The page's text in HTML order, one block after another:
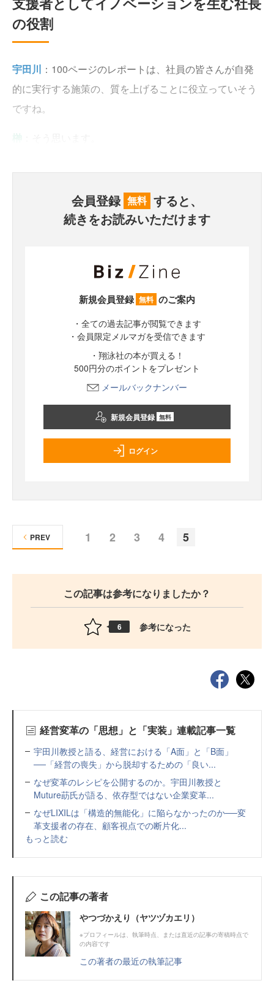
の役割
宇田川 ：100ページのレポートは、社員の皆さんが自発
的に実行する施策の、質を上げることに役立っていそう
ですね。
榊
会員登録 無料 すると、
続きをお読みいただけます
新規会員登録 無料 のご案内
・全ての過去記事が閲覧できます
・会員限定メルマガを受信できます
・翔泳社の本が買える！
500円分のポイントをプレゼント
メールバックナンバー
新規会員登録 無料
ログイン
1 2 3 4 5
PREV
この記事は参考になりましたか？
6 参考になった
経営変革の「思想」と「実装」連載記事一覧
宇田川教授と語る、経営における「A面」と「B面」
──「経営の喪失」から脱却するための「良い...
なぜ変革のレシピを公開するのか。宇田川教授と
Muture莇氏が語る、依存型ではない企業変革...
なぜLIXILは「構造的無能化」に陥らなかったのか──変
革支援者の存在、顧客視点での断片化...
もっと読む
この記事の著者
やつづかえり（ヤツヅカエリ）
※プロフィールは、執筆時点、または直近の記事の寄稿時点で
の内容です
この著者の最近の執筆記事